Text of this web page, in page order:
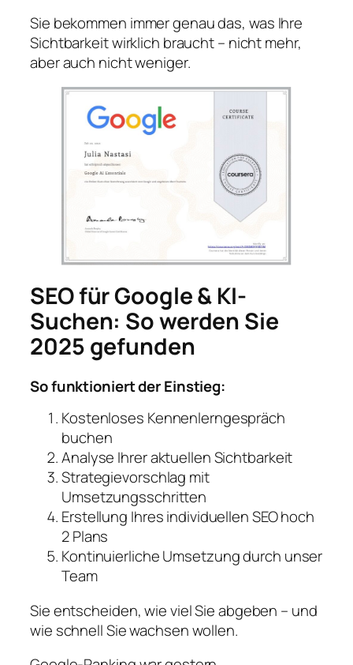
Sie bekommen immer genau das, was Ihre
Sichtbarkeit wirklich braucht – nicht mehr,
aber auch nicht weniger.
SEO für Google & KI-
Suchen: So werden Sie
2025 gefunden
So funktioniert der Einstieg:
Kostenloses Kennenlerngespräch
buchen
Analyse Ihrer aktuellen Sichtbarkeit
Strategievorschlag mit
Umsetzungsschritten
Erstellung Ihres individuellen SEO hoch
2 Plans
Kontinuierliche Umsetzung durch unser
Team
Sie entscheiden, wie viel Sie abgeben – und
wie schnell Sie wachsen wollen.